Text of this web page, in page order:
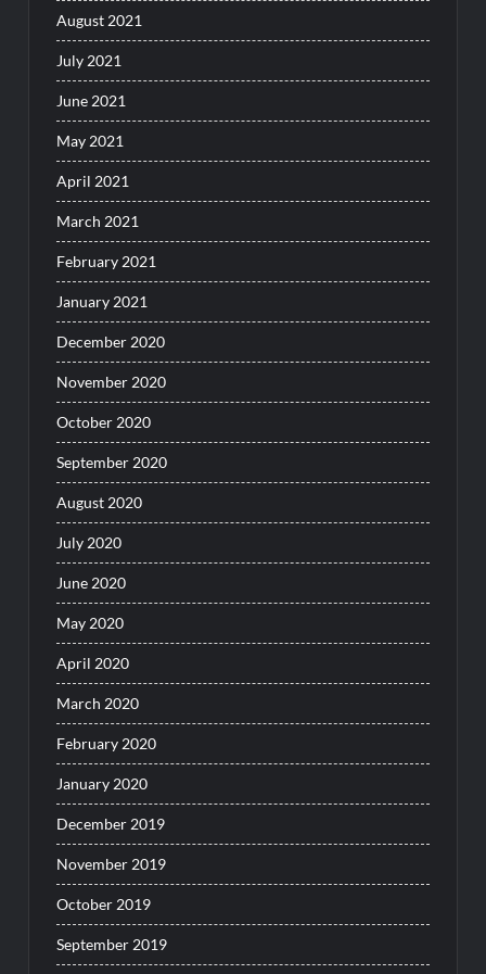
August 2021
July 2021
June 2021
May 2021
April 2021
March 2021
February 2021
January 2021
December 2020
November 2020
October 2020
September 2020
August 2020
July 2020
June 2020
May 2020
April 2020
March 2020
February 2020
January 2020
December 2019
November 2019
October 2019
September 2019